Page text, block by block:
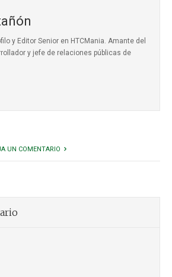
y Editor Senior en HTCMania. Amante del
y jefe de relaciones públicas de
UN COMENTARIO